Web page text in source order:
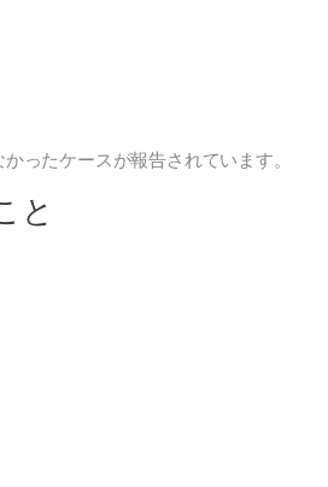
ったケースが報告されています。
と